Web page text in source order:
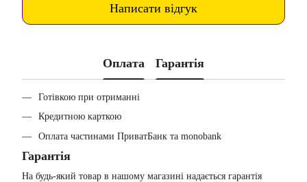
Написати відгук
Оплата Гарантія
Готівкою при отриманні
Кредитною карткою
Оплата частинами ПриватБанк та monobank
Гарантія
На будь-який товар в нашому магазині надається гарантія